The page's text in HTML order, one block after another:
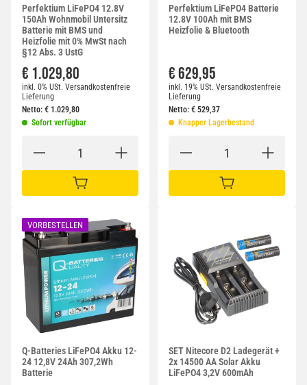
Perfektium LiFePO4 12.8V
150Ah Wohnmobil Untersitz
Batterie mit BMS und
Heizfolie mit 0% MwSt nach
§12 Abs. 3 UstG
€ 1.029,80
inkl. 0% USt. Versandkostenfreie
Lieferung
Netto: € 1.029,80
Sofort verfügbar
IN DEN WARENKORB
Perfektium LiFePO4 Batterie
12.8V 100Ah mit BMS
Heizfolie & Bluetooth
€ 629,95
inkl. 19% USt. Versandkostenfreie
Lieferung
Netto: € 529,37
Knapper Lagerbestand
IN DEN WARENKORB
VORBESTELLEN
Q-Batteries LiFePO4 Akku 12-
24 12,8V 24Ah 307,2Wh
Batterie
SET Nitecore D2 Ladegerät +
2x 14500 AA Solar Akku
LiFePO4 3,2V 600mAh